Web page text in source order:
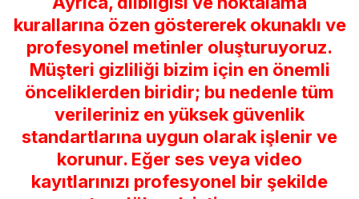
kurallarına özen göstererek okunaklı ve
profesyonel metinler oluşturuyoruz.
Müşteri gizliliği bizim için en önemli
önceliklerden biridir; bu nedenle tüm
verileriniz en yüksek güvenlik
standartlarına uygun olarak işlenir ve
korunur. Eğer ses veya video
kayıtlarınızı profesyonel bir şekilde